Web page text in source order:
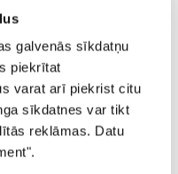
galvenās sīkdatņu
piekrītat
varat arī piekrist citu
sīkdatnes var tikt
reklāmas. Datu